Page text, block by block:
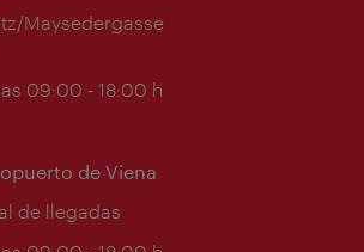
Maysedergasse
09:00 - 18:00 h
de Viena
de llegadas